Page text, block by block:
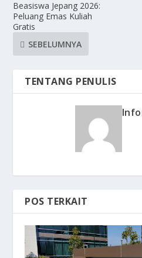
Beasiswa Jepang 2026:
Peluang Emas Kuliah
Gratis
SEBELUMNYA
TENTANG PENULIS
POS TERKAIT